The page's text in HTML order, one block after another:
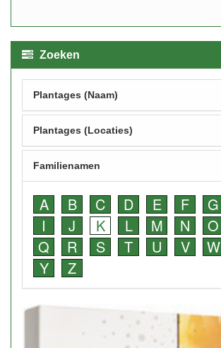
Zoeken
Plantages (Naam)
Plantages (Locaties)
Familienamen
A B C D E F G
I
J K L M N O
Q
R S T U V W
Y
Z